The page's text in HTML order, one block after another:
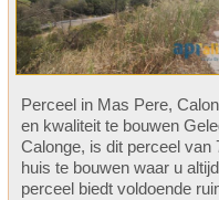
Perceel in Mas Pere,
en kwaliteit te bouwen
Calonge, is dit perceel van
huis te bouwen waar u
perceel biedt voldoende